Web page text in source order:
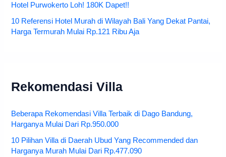
Hotel Purwokerto Loh! 180K Dapet!!
10 Referensi Hotel Murah di Wilayah Bali Yang Dekat Pantai,
Harga Termurah Mulai Rp.121 Ribu Aja
Rekomendasi Villa
Beberapa Rekomendasi Villa Terbaik di Dago Bandung,
Harganya Mulai Dari Rp.950.000
10 Pilihan Villa di Daerah Ubud Yang Recommended dan
Harganya Murah Mulai Dari Rp.477.090